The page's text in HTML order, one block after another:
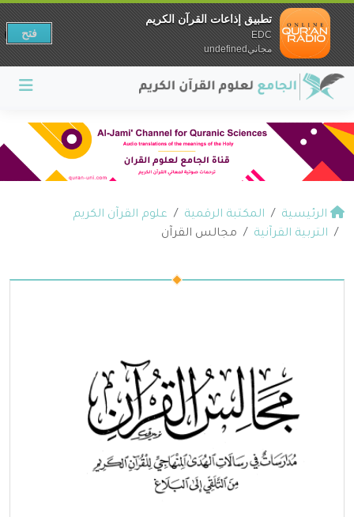
الرئيسية المكتبة الرقمية
علوم القرآن الكريم
التربية القرآنية
مجالس القرآن
تطبيق إذاعات القرآن الكريم
EDC
مجانيundefined
فتح